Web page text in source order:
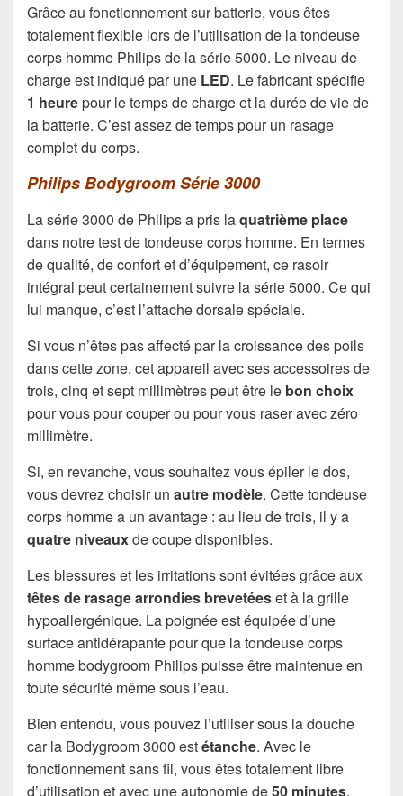
Grâce au fonctionnement sur batterie, vous êtes
totalement flexible lors de l’utilisation de la tondeuse
corps homme Philips de la série 5000. Le niveau de
charge est indiqué par une LED. Le fabricant spécifie
1 heurepour le temps de charge et la durée de vie de
la batterie. C’est assez de temps pour un rasage
complet du corps.
Philips Bodygroom Série 3000
La série 3000 de Philips a pris laquatrième place
dans notre test de tondeuse corps homme. En termes
de qualité, de confort et d’équipement, ce rasoir
intégral peut certainement suivre la série 5000. Ce qui
lui manque, c’est l’attache dorsale spéciale.
Si vous n’êtes pas affecté par la croissance des poils
dans cette zone, cet appareil avec ses accessoires de
trois, cinq et sept millimètres peut être le bon choix
pour vous pour couper ou pour vous raser avec zéro
millimètre.
Si, en revanche, vous souhaitez vous épiler le dos,
vous devrez choisir un autre modèle. Cette tondeuse
corps homme a un avantage : au lieu de trois, il y a
quatre niveauxde coupe disponibles.
Les blessures et les irritations sont évitées grâce aux
têtes de rasage arrondies brevetéeset à la grille
hypoallergénique. La poignée est équipée d’une
surface antidérapante pour que la tondeuse corps
homme bodygroom Philips puisse être maintenue en
toute sécurité même sous l’eau.
Bien entendu, vous pouvez l’utiliser sous la douche
car la Bodygroom 3000 estétanche. Avec le
fonctionnement sans fil, vous êtes totalement libre
d’utilisation et avec une autonomie de50 minutes,